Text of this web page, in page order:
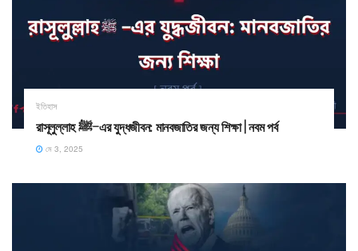
ইতিহাস
রাসূলুল্লাহ ﷺ–এর যুদ্ধজীবন: মানবজাতির জন্য শিক্ষা | নবম পর্ব
মে 3, 2025